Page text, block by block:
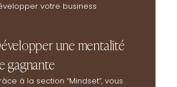
votre business
une mentalité
gagnante
à la section “Mindset”, vous